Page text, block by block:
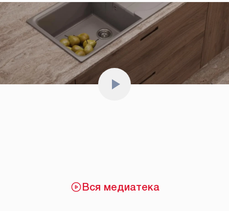
Вся медиатека